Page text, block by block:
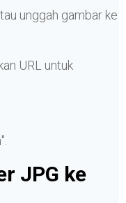
unggah gambar ke
URL untuk
JPG ke